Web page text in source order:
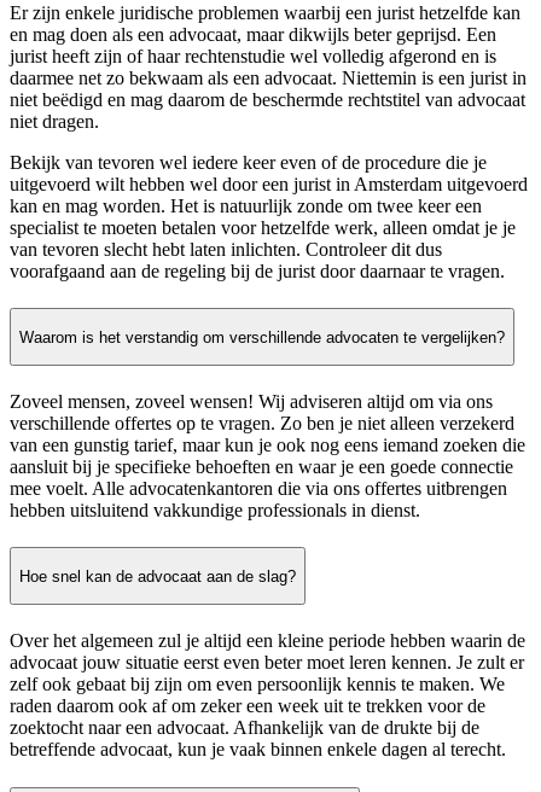
Er zijn enkele juridische problemen waarbij een jurist hetzelfde kan
en mag doen als een advocaat, maar dikwijls beter geprijsd. Een
jurist heeft zijn of haar rechtenstudie wel volledig afgerond en is
daarmee net zo bekwaam als een advocaat. Niettemin is een jurist in
niet beëdigd en mag daarom de beschermde rechtstitel van advocaat
niet dragen.
Bekijk van tevoren wel iedere keer even of de procedure die je
uitgevoerd wilt hebben wel door een jurist in Amsterdam uitgevoerd
kan en mag worden. Het is natuurlijk zonde om twee keer een
specialist te moeten betalen voor hetzelfde werk, alleen omdat je je
van tevoren slecht hebt laten inlichten. Controleer dit dus
voorafgaand aan de regeling bij de jurist door daarnaar te vragen.
Waarom is het verstandig om verschillende advocaten te vergelijken?
Zoveel mensen, zoveel wensen! Wij adviseren altijd om via ons
verschillende offertes op te vragen. Zo ben je niet alleen verzekerd
van een gunstig tarief, maar kun je ook nog eens iemand zoeken die
aansluit bij je specifieke behoeften en waar je een goede connectie
mee voelt. Alle advocatenkantoren die via ons offertes uitbrengen
hebben uitsluitend vakkundige professionals in dienst.
Hoe snel kan de advocaat aan de slag?
Over het algemeen zul je altijd een kleine periode hebben waarin de
advocaat jouw situatie eerst even beter moet leren kennen. Je zult er
zelf ook gebaat bij zijn om even persoonlijk kennis te maken. We
raden daarom ook af om zeker een week uit te trekken voor de
zoektocht naar een advocaat. Afhankelijk van de drukte bij de
betreffende advocaat, kun je vaak binnen enkele dagen al terecht.